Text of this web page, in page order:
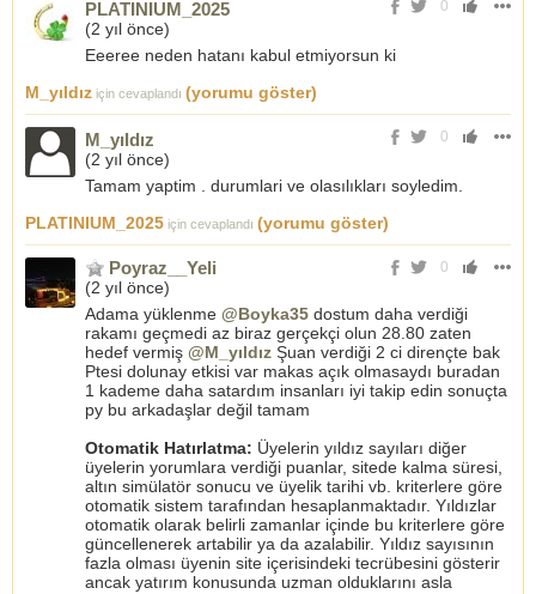
0
PLATINIUM_2025
(2 yıl önce)
Eeeree neden hatanı kabul etmiyorsun ki
M_yıldız için cevaplandı (yorumu göster)
0
M_yıldız
(2 yıl önce)
Tamam yaptim . durumlari ve olasılıkları soyledim.
PLATINIUM_2025 için cevaplandı (yorumu göster)
0
Poyraz__Yeli
(2 yıl önce)
Adama yüklenme @Boyka35 dostum daha verdiği
rakamı geçmedi az biraz gerçekçi olun 28.80 zaten
hedef vermiş @M_yıldız Şuan verdiği 2 ci dirençte bak
Ptesi dolunay etkisi var makas açık olmasaydı buradan
1 kademe daha satardım insanları iyi takip edin sonuçta
py bu arkadaşlar değil tamam
Otomatik Hatırlatma: Üyelerin yıldız sayıları diğer
üyelerin yorumlara verdiği puanlar, sitede kalma süresi,
altın simülatör sonucu ve üyelik tarihi vb. kriterlere göre
otomatik sistem tarafından hesaplanmaktadır. Yıldızlar
otomatik olarak belirli zamanlar içinde bu kriterlere göre
güncellenerek artabilir ya da azalabilir. Yıldız sayısının
fazla olması üyenin site içerisindeki tecrübesini gösterir
ancak yatırım konusunda uzman olduklarını asla